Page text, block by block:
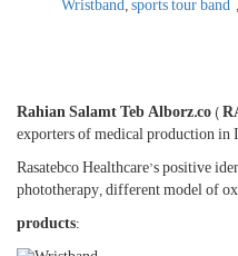
Wristband, sports tour band ,
Rahian Salamt Teb Alborz.co (
exporters of medical production in
Rasatebco Healthcare’s positive
phototherapy, different model of
products: